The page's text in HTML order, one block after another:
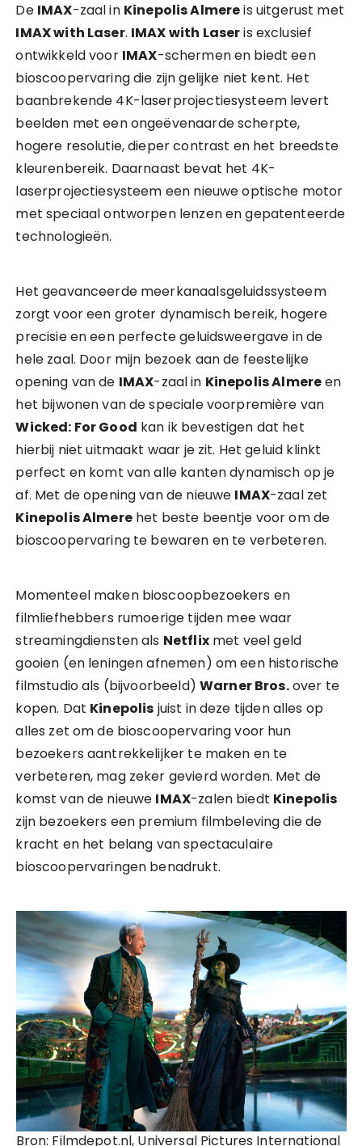
De IMAX-zaal in Kinepolis Almereis uitgerust met
IMAX with Laser. IMAX with Laseris exclusief
ontwikkeld voor IMAX-schermen en biedt een
bioscoopervaring die zijn gelijke niet kent. Het
baanbrekende 4K-laserprojectiesysteem levert
beelden met een ongeëvenaarde scherpte,
hogere resolutie, dieper contrast en het breedste
kleurenbereik. Daarnaast bevat het 4K-
laserprojectiesysteem een nieuwe optische motor
met speciaal ontworpen lenzen en gepatenteerde
technologieën.
Het geavanceerde meerkanaalsgeluidssysteem
zorgt voor een groter dynamisch bereik, hogere
precisie en een perfecte geluidsweergave in de
hele zaal. Door mijn bezoek aan de feestelijke
opening van de IMAX-zaal in Kinepolis Almereen
het bijwonen van de speciale voorpremière van
Wicked: For Good kan ik bevestigen dat het
hierbij niet uitmaakt waar je zit. Het geluid klinkt
perfect en komt van alle kanten dynamisch op je
af. Met de opening van de nieuwe IMAX-zaal zet
Kinepolis Almerehet beste beentje voor om de
bioscoopervaring te bewaren en te verbeteren.
Momenteel maken bioscoopbezoekers en
filmliefhebbers rumoerige tijden mee waar
streamingdiensten als Netflixmet veel geld
gooien (en leningen afnemen) om een historische
filmstudio als (bijvoorbeeld) Warner Bros.over te
kopen. Dat Kinepolis juist in deze tijden alles op
alles zet om de bioscoopervaring voor hun
bezoekers aantrekkelijker te maken en te
verbeteren, mag zeker gevierd worden. Met de
komst van de nieuwe IMAX-zalen biedt Kinepolis
zijn bezoekers een premium filmbeleving die de
kracht en het belang van spectaculaire
bioscoopervaringen benadrukt.
Bron: Filmdepot.nl, Universal Pictures International